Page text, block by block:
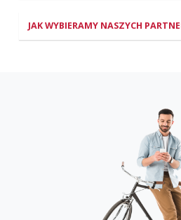
JAK WYBIERAMY NASZYCH